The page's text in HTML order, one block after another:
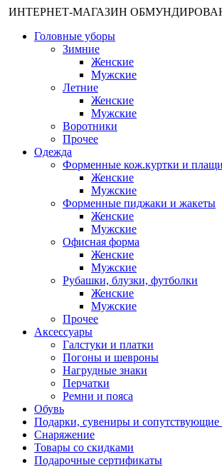
ИНТЕРНЕТ-МАГАЗИН
Головные уборы
Зимние
Женские
Мужские
Летние
Женские
Мужские
Воротники
Прочее
Одежда
Форменные кож.куртки и
Женские
Мужские
Форменные пиджаки и жакеты
Женские
Мужские
Офисная форма
Женские
Мужские
Рубашки, блузки, футболки
Женские
Мужские
Прочее
Аксессуары
Галстуки и платки
Погоны и шевроны
Нагрудные знаки
Перчатки
Ремни и пояса
Обувь
Подарки, сувениры и сопутствующие
Снаряжение
Товары со скидками
Подарочные сертификаты